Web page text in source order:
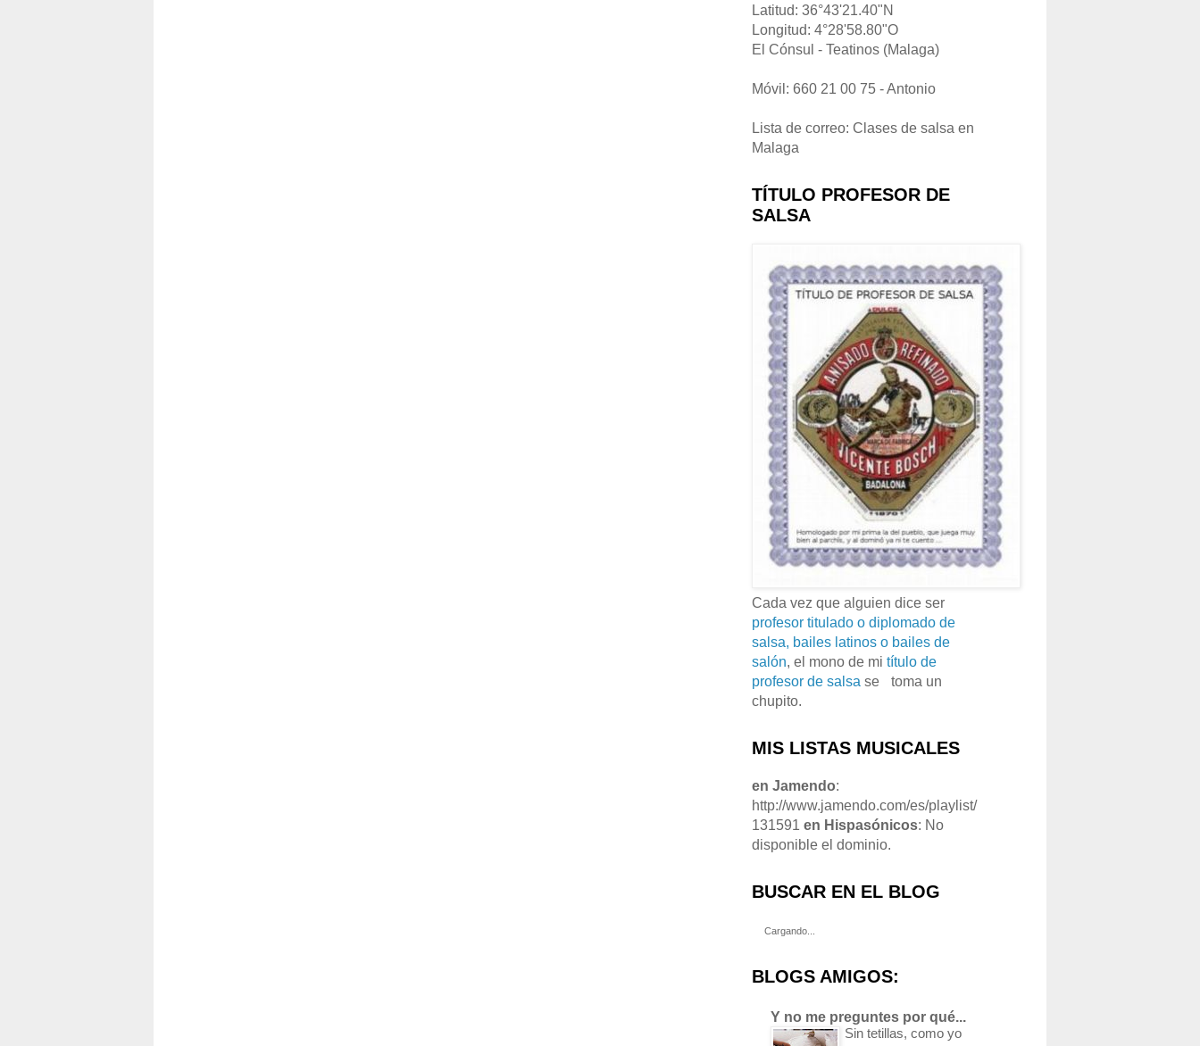
Latitud: 36°43'21.40"N
Longitud: 4°28'58.80"O
El Cónsul - Teatinos (Malaga)
Móvil: 660 21 00 75 - Antonio
Lista de correo: Clases de salsa en
Malaga
TÍTULO PROFESOR DE
SALSA
Cada vez que alguien dice ser
profesor titulado o diplomado de
salsa, bailes latinos o bailes de
salón, el mono de mi título de
profesor de salsa se
toma un
chupito.
MIS LISTAS MUSICALES
en Jamendo:
http://www.jamendo.com/es/playlist/
131591 en Hispasónicos: No
disponible el dominio.
BUSCAR EN EL BLOG
Cargando...
BLOGS AMIGOS:
Y no me preguntes por qué...
Sin tetillas, como yo